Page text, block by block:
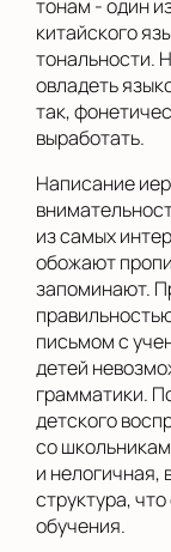
тонам - один
китайского
тональности.
овладеть
так,
выработать.
Написание
из самых
обожают
запоминают.
письмом с
детей
грамматики.
детского
со
и нелогичная,
структура,
обучения.